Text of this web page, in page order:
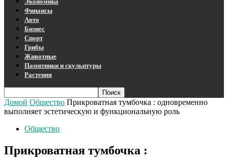
Финансы
Авто
Бизнес
Спорт
Грибы
Животные
Памятники и скульптуры
Растения
Домой Общество Прикроватная тумбочка : одновременно
выполняет эстетическую и функциональную роль
Общество
Прикроватная тумбочка :